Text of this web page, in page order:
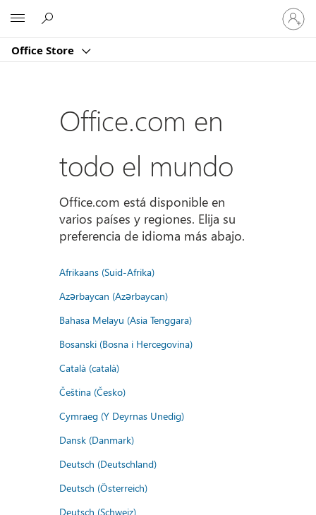
Office Store
Iniciar
sesión
en
cuenta
Office.com en
todo el mundo
Office.com está disponible en
varios países y regiones. Elija su
preferencia de idioma más abajo.
Afrikaans (Suid-Afrika)
Azərbaycan (Azərbaycan)
Bahasa Melayu (Asia Tenggara)
Bosanski (Bosna i Hercegovina)
Català (català)
Čeština (Česko)
Cymraeg (Y Deyrnas Unedig)
Dansk (Danmark)
Deutsch (Deutschland)
Deutsch (Österreich)
Deutsch (Schweiz)